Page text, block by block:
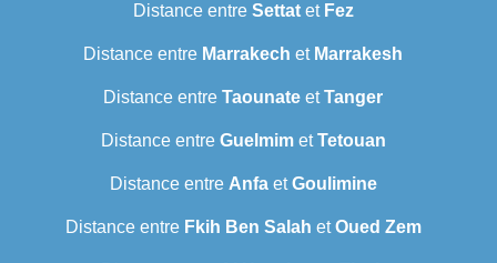
Distance entre Settatet Fez
Distance entre Marrakech et Marrakesh
Distance entre Taounate etTanger
Distance entre GuelmimetTetouan
Distance entre AnfaetGoulimine
Distance entre Fkih Ben Salah etOued Zem